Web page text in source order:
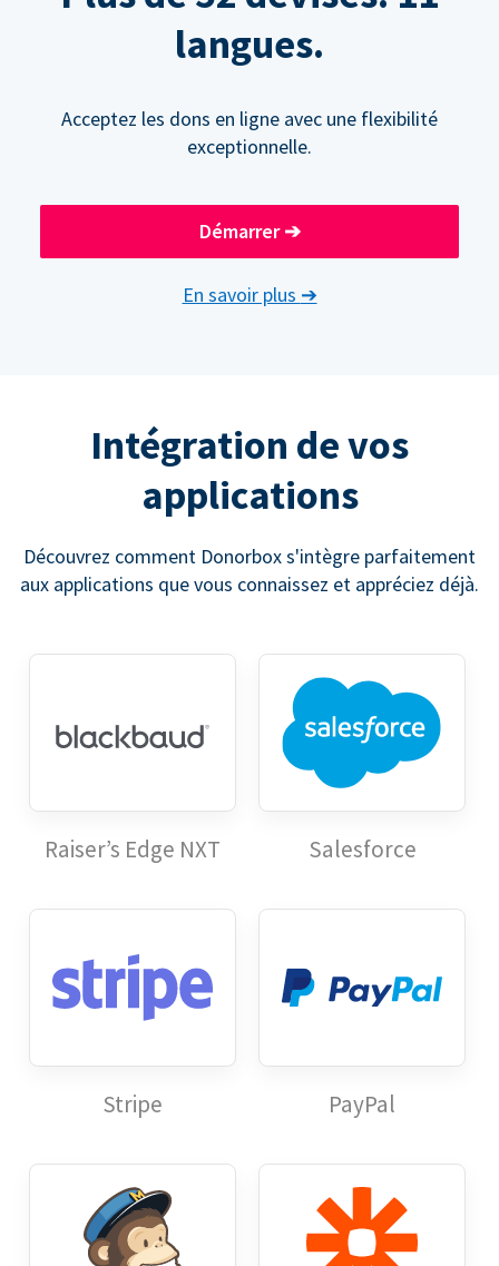
langues.
Acceptez les dons en ligne avec une flexibilité
exceptionnelle.
Démarrer➔
En savoir plus ➔
Intégration de vos
applications
Découvrez comment Donorbox s'intègre parfaitement
aux applications que vous connaissez et appréciez déjà.
Raiser’s Edge NXT Salesforce
Stripe PayPal